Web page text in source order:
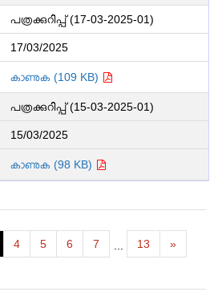
പത്രക്കുറിപ്പ് (17-03-2025-01)
17/03/2025
കാണുക (109 KB)
പത്രക്കുറിപ്പ് (15-03-2025-01)
15/03/2025
കാണുക (98 KB)
4 5 6 7 13 »